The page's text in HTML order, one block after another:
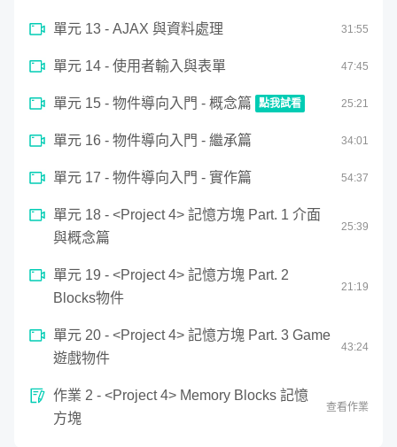
第二階段：從零開始入門JavaScript 程式
與動畫基礎到進階互動
沒有基礎怎麼辦呢？ 別擔心，這門課程有完整的JS入門教
學，帶著沒寫過程式的你逐步了解原理，而後帶入 jquery、
GSAP 等函式庫製作互動動畫與特效，讓我們在網頁上找
回一些 Flash 時代被遺棄的精神，做出有現代感、動的複雜
單元 13 - AJAX 與資料處理 31:55
單元 14 - 使用者輸入與表單 47:45
單元 15 - 物件導向入門 - 概念篇 點我試看 25:21
物件導向入門 - 概念篇
seconds
minutes,
seconds
單元 16 - 物件導向入門 - 繼承篇 34:01
單元 17 - 物件導向入門 - 實作篇 54:37
單元 18 - <Project 4> 記憶方塊 Part. 1 介面
與概念篇
25:39
單元 19 - <Project 4> 記憶方塊 Part. 2
Blocks物件
21:19
單元 20 - <Project 4> 記憶方塊 Part. 3 Game
遊戲物件
43:24
作業 2 - <Project 4> Memory Blocks 記憶
方塊
查看作業